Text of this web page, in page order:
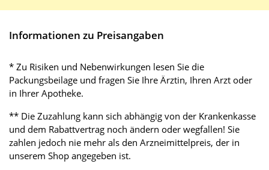
Informationen zu Preisangaben
* Zu Risiken und Nebenwirkungen lesen Sie die
Packungsbeilage und fragen Sie Ihre Ärztin, Ihren Arzt oder
in Ihrer Apotheke.
** Die Zuzahlung kann sich abhängig von der Krankenkasse
und dem Rabattvertrag noch ändern oder wegfallen! Sie
zahlen jedoch nie mehr als den Arzneimittelpreis, der in
unserem Shop angegeben ist.